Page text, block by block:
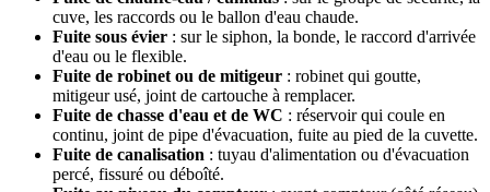
cuve, les raccords ou le ballon d'eau chaude.
Fuite sous évier : sur le siphon, la bonde, le raccord d'arrivée
d'eau ou le flexible.
Fuite de robinet ou de mitigeur : robinet qui goutte,
mitigeur usé, joint de cartouche à remplacer.
Fuite de chasse d'eau et de WC : réservoir qui coule en
continu, joint de pipe d'évacuation, fuite au pied de la cuvette.
Fuite de canalisation : tuyau d'alimentation ou d'évacuation
percé, fissuré ou déboîté.